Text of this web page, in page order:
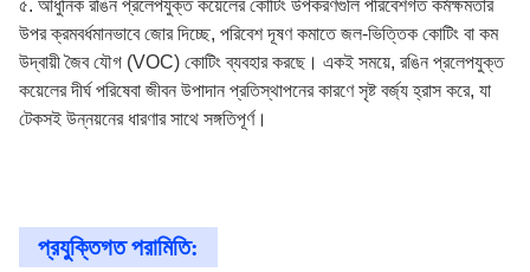
৫. আধুনিক রঙিন প্রলেপযুক্ত কয়েলের কোটিং উপকরণগুলি পরিবেশগত কর্মক্ষমতার
উপর ক্রমবর্ধমানভাবে জোর দিচ্ছে, পরিবেশ দূষণ কমাতে জল-ভিত্তিক কোটিং বা কম
উদ্বায়ী জৈব যৌগ (VOC) কোটিং ব্যবহার করছে। একই সময়ে, রঙিন প্রলেপযুক্ত
কয়েলের দীর্ঘ পরিষেবা জীবন উপাদান প্রতিস্থাপনের কারণে সৃষ্ট বর্জ্য হ্রাস করে, যা
টেকসই উন্নয়নের ধারণার সাথে সঙ্গতিপূর্ণ।
প্রযুক্তিগত পরামিতি: